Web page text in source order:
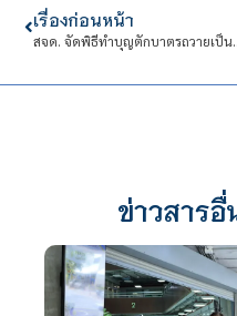
เรื่องก่อนหน้า
สจด. จัดพิธีทำบุญตักบา
ข่าวสาร